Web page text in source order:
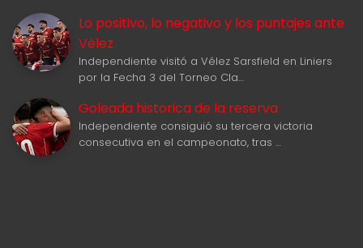
Lo positivo, lo negativo y los puntajes ante
Vélez
Independiente visitó a Vélez Sarsfield en Liniers
por la Fecha 3 del Torneo Cla…
Goleada historica de la reserva
Independiente consiguió su tercera victoria
consecutiva en el campeonato, tras …